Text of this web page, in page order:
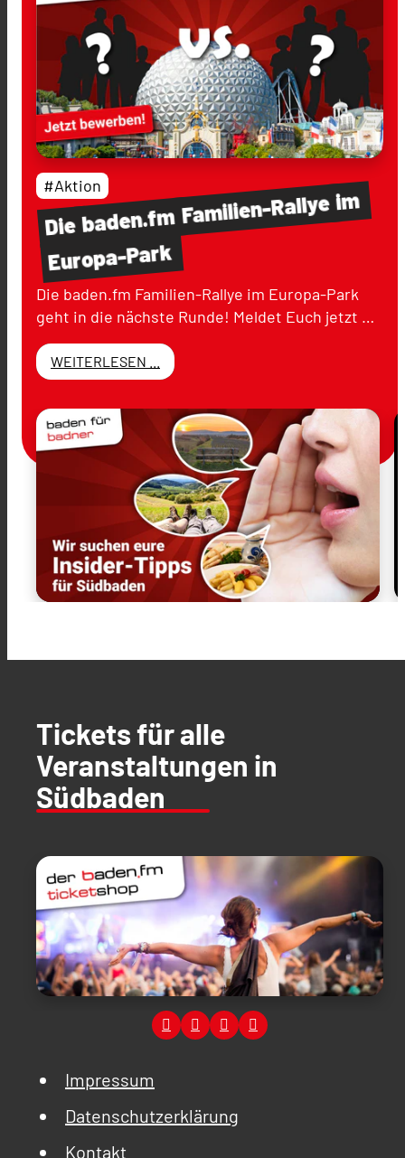
Diebaden.fmFamilien-Rallyeim
Europa-Park
#Aktion
Die baden.fm Familien-Rallye im Europa-Park
geht in die nächste Runde! Meldet Euch jetzt …
WEITERLESEN ...
Tickets für alle
Veranstaltungen in
Südbaden
Impressum
Datenschutzerklärung
Kontakt